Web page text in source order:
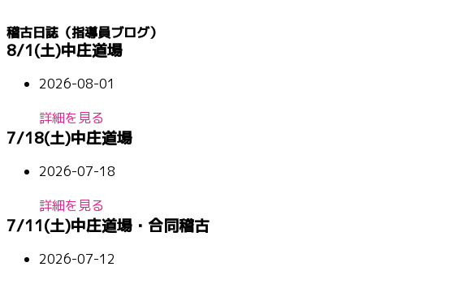
稽古日誌（指導員ブログ）
8/1(土)中庄道場
2026-08-01
詳細を見る
7/18(土)中庄道場
2026-07-18
詳細を見る
7/11(土)中庄道場・合同稽古
2026-07-12